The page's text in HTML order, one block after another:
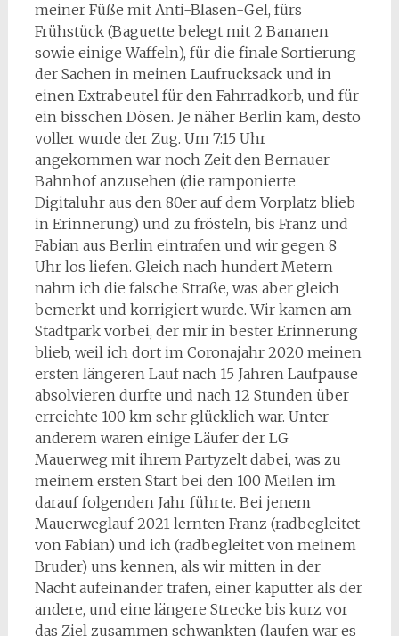
meiner Füße mit Anti-Blasen-Gel, fürs
Frühstück (Baguette belegt mit 2 Bananen
sowie einige Waffeln), für die finale Sortierung
der Sachen in meinen Laufrucksack und in
einen Extrabeutel für den Fahrradkorb, und für
ein bisschen Dösen. Je näher Berlin kam, desto
voller wurde der Zug. Um 7:15 Uhr
angekommen war noch Zeit den Bernauer
Bahnhof anzusehen (die ramponierte
Digitaluhr aus den 80er auf dem Vorplatz blieb
in Erinnerung) und zu frösteln, bis Franz und
Fabian aus Berlin eintrafen und wir gegen 8
Uhr los liefen. Gleich nach hundert Metern
nahm ich die falsche Straße, was aber gleich
bemerkt und korrigiert wurde. Wir kamen am
Stadtpark vorbei, der mir in bester Erinnerung
blieb, weil ich dort im Coronajahr 2020 meinen
ersten längeren Lauf nach 15 Jahren Laufpause
absolvieren durfte und nach 12 Stunden über
erreichte 100 km sehr glücklich war. Unter
anderem waren einige Läufer der LG
Mauerweg mit ihrem Partyzelt dabei, was zu
meinem ersten Start bei den 100 Meilen im
darauf folgenden Jahr führte. Bei jenem
Mauerweglauf 2021 lernten Franz (radbegleitet
von Fabian) und ich (radbegleitet von meinem
Bruder) uns kennen, als wir mitten in der
Nacht aufeinander trafen, einer kaputter als der
andere, und eine längere Strecke bis kurz vor
das Ziel zusammen schwankten (laufen war es